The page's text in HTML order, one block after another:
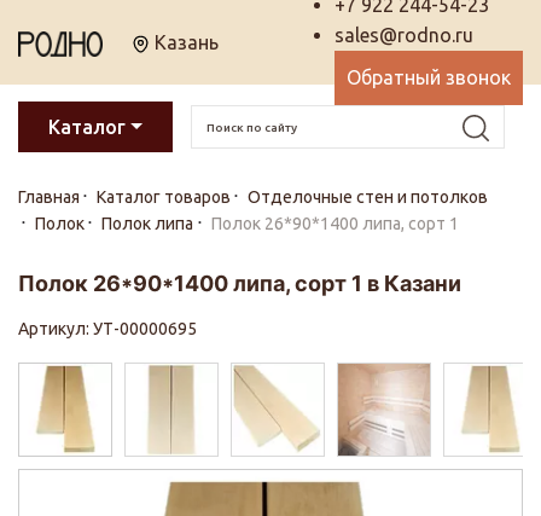
Казань
+7 922 244-54-23
sales@rodno.ru
Обратный звонок
Каталог
Главная Каталог товаров
Отделочные стен и потолков
Полок
Полок липа Полок 26*90*1400 липа, сорт 1
Полок 26*90*1400 липа, сорт 1 в Казани
Артикул: УТ-00000695